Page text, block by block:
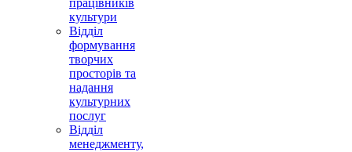
працівників
культури
Відділ
формування
творчих
просторів та
надання
культурних
послуг
Відділ
менеджменту,